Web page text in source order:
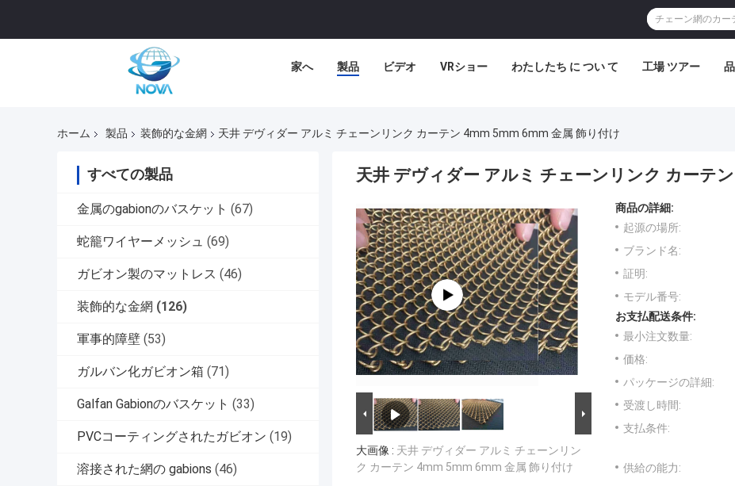
家へ 製品 ビデオ VRショー わたしたち に つい て 工場 ツアー
ホーム 製品 装飾的な金網 天井 デヴィダー アルミ チェーンリンク カーテン 4mm 5mm 6mm 金属 飾り付け
すべての製品
金属のgabionのバスケット (67)
蛇籠ワイヤーメッシュ (69)
ガビオン製のマットレス (46)
装飾的な金網 (126)
軍事的障壁 (53)
ガルバン化ガビオン箱 (71)
Galfan Gabionのバスケット (33)
PVCコーティングされたガビオン (19)
溶接された網の gabions (46)
天井 デヴィダー アルミ チェーンリンク カーテ
大画像 : 天井 デヴィダー アルミ チェーンリン
ク カーテン 4mm 5mm 6mm 金属 飾り付け
商品の詳細:
起源の場所:
ブランド名:
証明:
モデル番号:
お支払配送条件:
最小注文数量:
価格:
パッケージの詳細:
受渡し時間:
支払条件:
供給の能力: